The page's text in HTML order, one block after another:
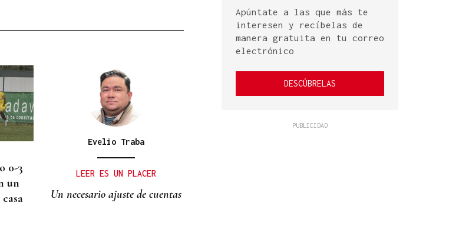
0-3
un
Evelio Traba
LEER ES UN PLACER
Un necesario ajuste de cuentas
Apúntate a las que más te
interesen y recíbelas de
manera gratuita en tu correo
electrónico
DESCÚBRELAS